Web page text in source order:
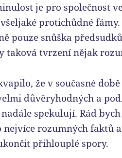
je pro společnost
protichůdné
pouze snůška
taková tvrzení nějak
že v současné
důvěryhodných a
spekulují. Rád
nejvíce rozumných faktů
přihlouplé spory.